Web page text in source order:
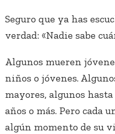
Seguro que ya has
verdad: «Nadie sabe
Algunos mueren
niños o jóvenes.
mayores, algunos
años o más. Pero cada
algún momento de su